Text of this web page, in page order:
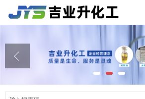
公司介绍